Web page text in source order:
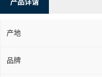
产品详请
产地
品牌